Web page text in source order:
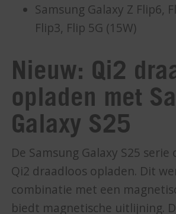
Samsung Galaxy Z Flip6,
Flip3, Flip 5G (15W)
Nieuw: Qi2
opladen met
Galaxy S25
De Samsung Galaxy S25
Qi2 draadloos opladen. Dit
combinatie met een
biedt magnetische uitlijning.